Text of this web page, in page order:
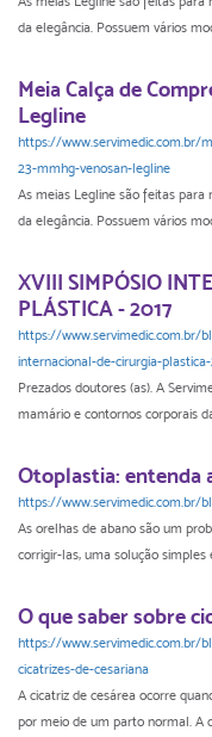
da elegância. Possuem vários
Meia Calça de
Legline
https://www.servimedic.com.br/
23-mmhg-venosan-legline
As meias Legline são feitas
da elegância. Possuem vários
XVIII SIMPÓSIO
PLÁSTICA - 2017
https://www.servimedic.com.br/
internacional-de-cirurgia-plastica-
Prezados doutores (as). A
mamário e contornos corporais
Otoplastia: entenda
https://www.servimedic.com.br/
As orelhas de abano são um
corrigir-las, uma solução
O que saber sobre
https://www.servimedic.com.br/
cicatrizes-de-cesariana
A cicatriz de cesárea ocorre
por meio de um parto normal. A